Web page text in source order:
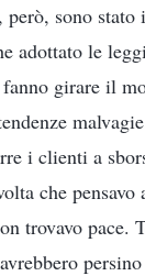
sono
adottato le
girare il
i clienti a
che
trovavo pace.